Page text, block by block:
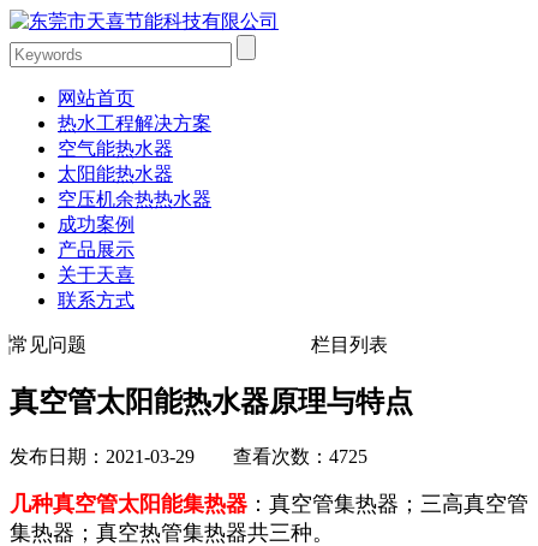
网站首页
热水工程解决方案
空气能热水器
太阳能热水器
空压机余热热水器
成功案例
产品展示
关于天喜
联系方式
常见问题 栏目列表
真空管太阳能热水器原理与特点
发布日期：2021-03-29 查看次数：4725
几种真空管太阳能集热器 ：真空管集热器；三高真空管
集热器；真空热管集热器共三种。